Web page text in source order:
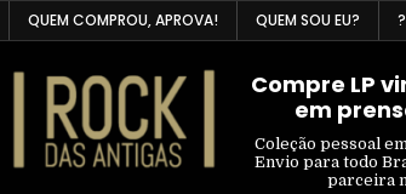
Skip
to
content
QUEM COMPROU, APROVA! QUEM SOU EU?
Compre LP
em
Coleção pessoal
Envio para todo
parceira